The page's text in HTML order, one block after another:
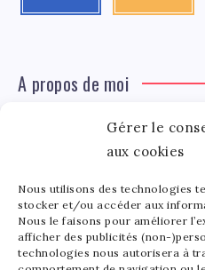
Gérer le
aux cookies
Nous utilisons des technologies
stocker et/ou accéder aux
Nous le faisons pour améliorer
afficher des publicités (non-
technologies nous autorisera à
A propos de moi
Tinger
Léa Tinger
Fondatrice
Fondatrice de
passion pour les cultures et
Entre la gestion de mon